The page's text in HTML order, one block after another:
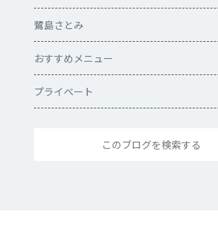
鷺島さとみ
おすすめメニュー
プライベート